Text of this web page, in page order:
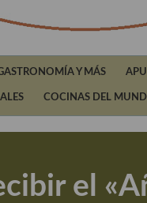
Y MÁS
COCINAS DEL
el